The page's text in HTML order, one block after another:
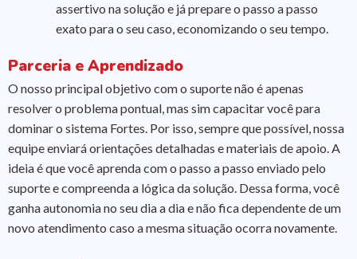
assertivo na solução e já prepare o passo a passo
exato para o seu caso, economizando o seu tempo.
Parceria e Aprendizado
O nosso principal objetivo com o suporte não é apenas
resolver o problema pontual, mas sim capacitar você para
dominar o sistema Fortes. Por isso, sempre que possível, nossa
equipe enviará orientações detalhadas e materiais de apoio. A
ideia é que você aprenda com o passo a passo enviado pelo
suporte e compreenda a lógica da solução. Dessa forma, você
ganha autonomia no seu dia a dia e não fica dependente de um
novo atendimento caso a mesma situação ocorra novamente.